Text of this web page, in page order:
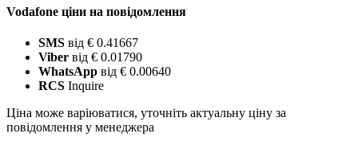
Vodafone ціни на повідомлення
SMS від € 0.41667
Viber від € 0.01790
WhatsApp від € 0.00640
RCS Inquire
Ціна може варіюватися, уточніть актуальну ціну за
повідомлення у менеджера